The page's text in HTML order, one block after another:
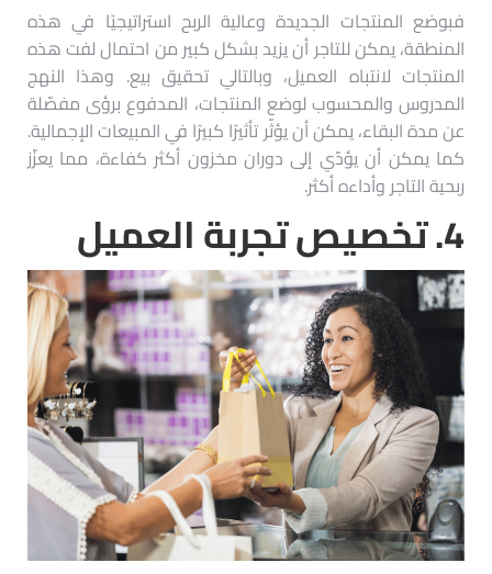
فبوضع المنتجات الجديدة وعالية الربح استراتيجيًا في هذه
المنطقة، يمكن للتاجر أن يزيد بشكل كبير من احتمال لفت هذه
المنتجات لانتباه العميل، وبالتالي تحقيق بيع. وهذا النهج
المدروس والمحسوب لوضع المنتجات، المدفوع برؤى مفصّلة
عن مدة البقاء، يمكن أن يؤثّر تأثيرًا كبيرًا في المبيعات الإجمالية.
كما يمكن أن يؤدّي إلى دوران مخزون أكثر كفاءة، مما يعزّز
ربحية التاجر وأداءه أكثر.
4. تخصيص تجربة العميل